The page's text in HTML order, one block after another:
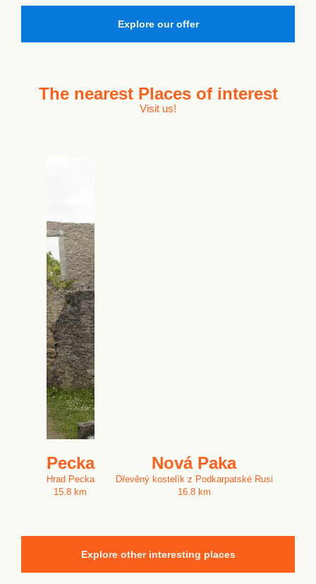
Explore our offer
The nearest Places of interest
Visit us!
Pecka
Hrad Pecka
15.8 km
Nová Paka
Dřevěný kostelík z Podkarpatské Rusi
16.8 km
Explore other interesting places